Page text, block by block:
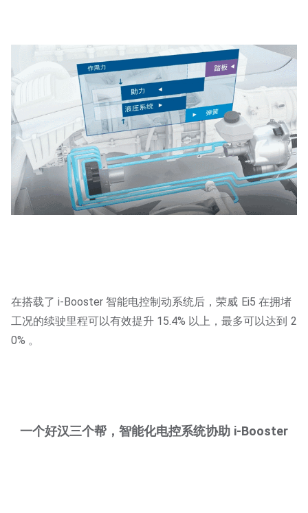
在搭载了 i-Booster 智能电控制动系统后，荣威 Ei5 在拥堵
工况的续驶里程可以有效提升 15.4% 以上，最多可以达到 2
0% 。
一个好汉三个帮，智能化电控系统协助 i-Booster